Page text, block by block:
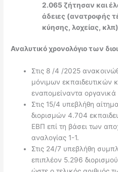
2.065 ζήτησαν και
άδειες (ανατροφής
κύησης, λοχείας, κλπ)
Αναλυτικό χρονολόγιο των
Στις 8 /4 /2025
μόνιμων εκπαιδευτικών
εναπομείναντα
Στις 15/4 υπεβλήθη
διορισμών 4.704
ΕΒΠ επί τη βάσει των
αναλογίας 1-1.
Στις 24/7 υπεβλήθη
επιπλέον 5.296